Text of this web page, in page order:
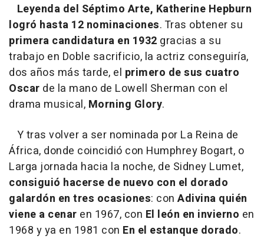
Leyenda del Séptimo Arte, Katherine Hepburn
logró hasta 12 nominaciones. Tras obtener su
primera candidatura en 1932 gracias a su
trabajo en Doble sacrificio, la actriz conseguiría,
dos años más tarde, el primero de sus cuatro
Oscar de la mano de Lowell Sherman con el
drama musical, Morning Glory.
Y tras volver a ser nominada por La Reina de
África, donde coincidió con Humphrey Bogart, o
Larga jornada hacia la noche, de Sidney Lumet,
consiguió hacerse de nuevo con el dorado
galardón en tres ocasiones: con Adivina quién
viene a cenar en 1967, con El león en invierno en
1968 y ya en 1981 con En el estanque dorado.